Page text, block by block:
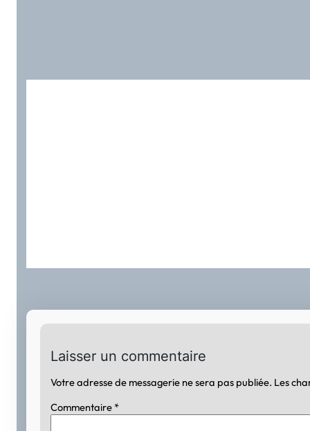
Laisser un commentaire
Votre adresse de messagerie ne sera pas publiée. Les
Commentaire *